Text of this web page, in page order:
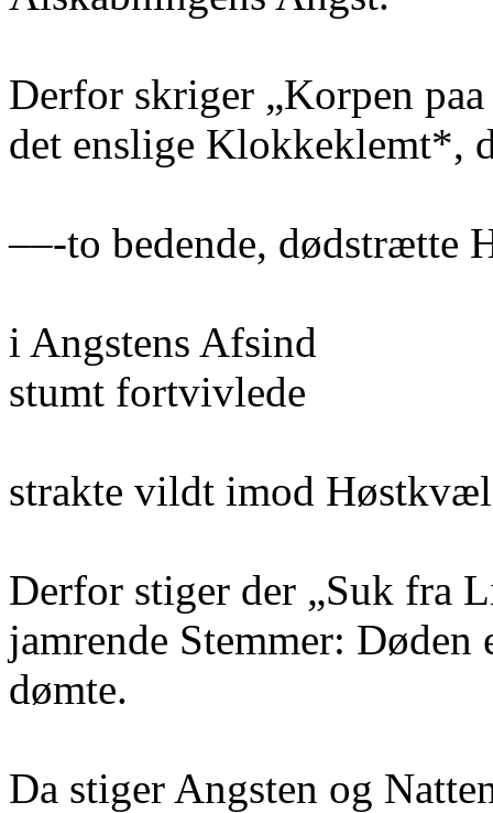
Derfor skriger „Korpen
det enslige Klokkeklemt*,
––-to bedende, dødstrætte
i Angstens Afsind
stumt fortvivlede
strakte vildt imod
Derfor stiger der „Suk fra
jamrende Stemmer:
dømte.
Da stiger Angsten og